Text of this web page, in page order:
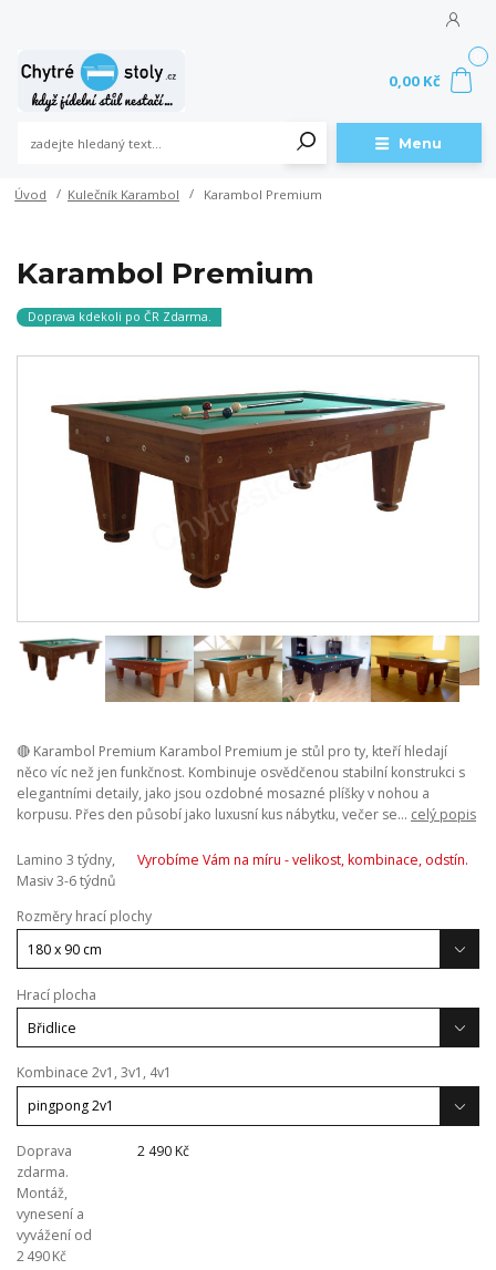
Menu
0,00 Kč
Úvod Kulečník Karambol Karambol Premium
Karambol Premium
Doprava kdekoli po ČR Zdarma.
🔴 Karambol Premium Karambol Premium je stůl pro ty, kteří hledají
něco víc než jen funkčnost. Kombinuje osvědčenou stabilní konstrukci s
elegantními detaily, jako jsou ozdobné mosazné plíšky v nohou a
korpusu. Přes den působí jako luxusní kus nábytku, večer se... celý popis
Lamino 3 týdny,
Masiv 3-6 týdnů
Vyrobíme Vám na míru - velikost, kombinace, odstín.
Rozměry hrací plochy
Hrací plocha
Kombinace 2v1, 3v1, 4v1
Doprava
zdarma.
Montáž,
vynesení a
vyvážení od
2 490 Kč
2 490 Kč